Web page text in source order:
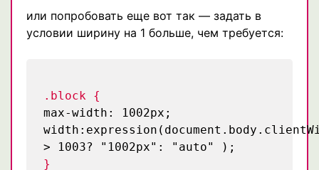
или попробовать еще вот так — задать в
условии ширину на 1 больше, чем требуется:
.block {
max-width: 1002px;
> 1003? "1002px": "auto" );
}